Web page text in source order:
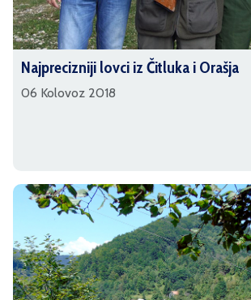
Najprecizniji lovci iz Čitluka i Orašja
06 Kolovoz 2018